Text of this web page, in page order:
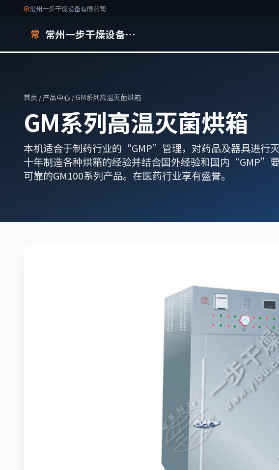
常州一步干燥设备有限公司
常 常州一步干燥设备有限公司
首页 / 产品中心 / GM系列高温灭菌烘箱
GM系列高温灭菌烘箱
本机适合于制药行业的“GMP”管理，对药品及器具进行
十年制造各种烘箱的经验并结合国外经验和国内“GMP”
可靠的GM100系列产品。在医药行业享有盛誉。